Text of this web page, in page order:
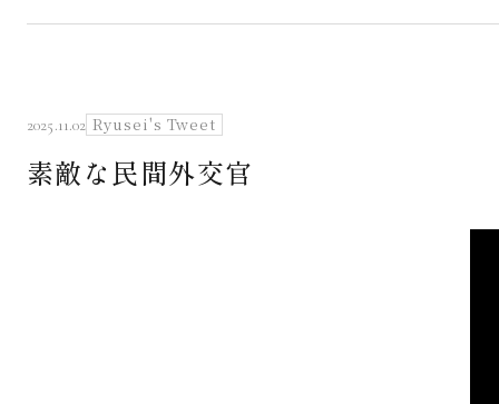
さえぐさ日誌
映像庫
2025.11.02 Ryusei's Tweet
素敵な民間外交官